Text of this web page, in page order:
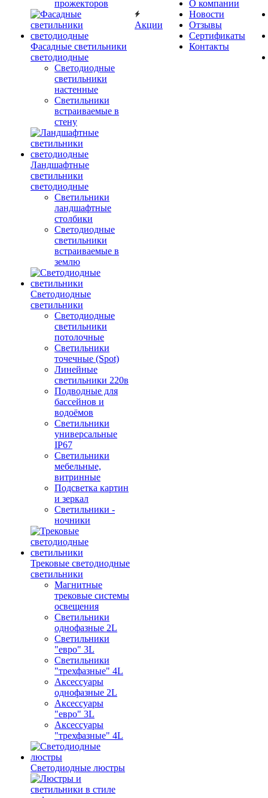
прожекторов
Фасадные светильники
светодиодные
Светодиодные
светильники
настенные
Светильники
встраиваемые в
стену
Ландшафтные
светильники
светодиодные
Светильники
ландшафтные
столбики
Светодиодные
светильники
встраиваемые в
землю
Светодиодные
светильники
Светодиодные
светильники
потолочные
Светильники
точечные (Spot)
Линейные
светильники 220в
Подводные для
бассейнов и
водоёмов
Светильники
универсальные
IP67
Светильники
мебельные,
витринные
Подсветка картин
и зеркал
Светильники -
ночники
Трековые светодиодные
светильники
Магнитные
трековые системы
освещения
Светильники
однофазные 2L
Светильники
"евро" 3L
Светильники
"трехфазные" 4L
Аксессуары
однофазные 2L
Аксессуары
"евро" 3L
Аксессуары
"трехфазные" 4L
Светодиодные люстры
Акции
О компании
Новости
Отзывы
Сертификаты
Контакты